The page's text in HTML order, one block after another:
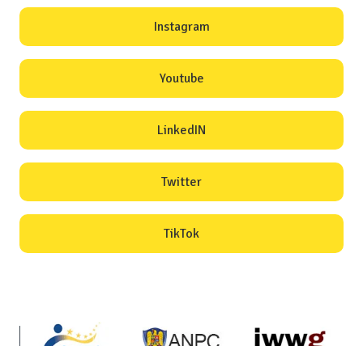
Instagram
Youtube
LinkedIN
Twitter
TikTok